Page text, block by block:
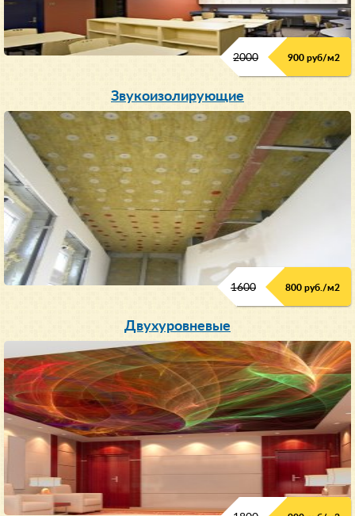
2000 900 руб/м2
Звукоизолирующие
1600 800 руб./м2
Двухуровневые